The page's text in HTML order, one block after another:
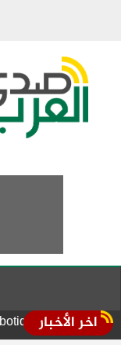
اخر الأخبار